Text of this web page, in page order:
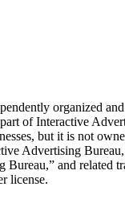
organized
of Interactive
but it is not
Advertising
Bureau,” and related
license.